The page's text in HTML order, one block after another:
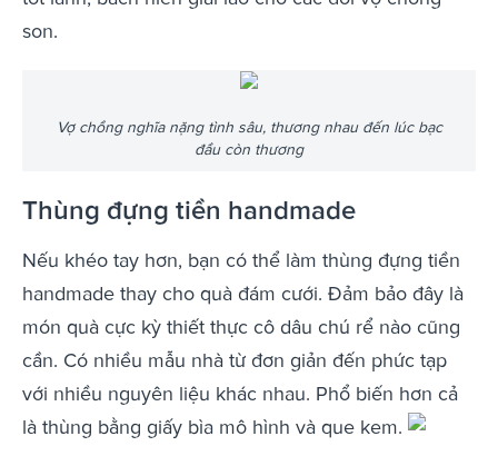
son.
Vợ chồng nghĩa nặng tình sâu, thương nhau đến lúc bạc
đầu còn thương
Thùng đựng tiền handmade
Nếu khéo tay hơn, bạn có thể làm thùng đựng tiền
handmade thay cho quà đám cưới. Đảm bảo đây là
món quà cực kỳ thiết thực cô dâu chú rể nào cũng
cần. Có nhiều mẫu nhà từ đơn giản đến phức tạp
với nhiều nguyên liệu khác nhau. Phổ biến hơn cả
là thùng bằng giấy bìa mô hình và que kem.